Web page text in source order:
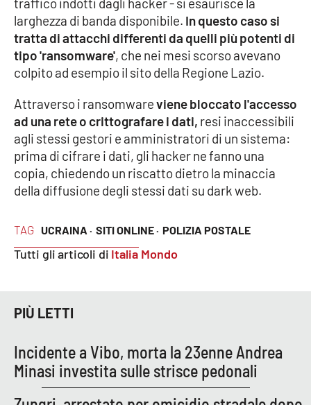
Leggendo Alvaro insieme
Imprese Di Calabria
Le perfidie di Antonella Grippo
Venti di comunicazione
STREAMING
LaC Network
Catanzaro
Crotone
TAG UCRAINA · SITI ONLINE · POLIZIA POSTALE
Tutti gli articoli di Italia Mondo
larghezza di banda disponibile. In questo caso si
tratta di attacchi differenti da quelli più potenti di
tipo 'ransomware', che nei mesi scorso avevano
colpito ad esempio il sito della Regione Lazio.
Attraverso i ransomwareviene bloccato l'accesso
ad una rete o crittografare i dati, resi inaccessibili
agli stessi gestori e amministratori di un sistema:
prima di cifrare i dati, gli hacker ne fanno una
copia, chiedendo un riscatto dietro la minaccia
della diffusione degli stessi dati su dark web.
PIÙ LETTI
Incidente a Vibo, morta la 23enne Andrea
Minasi investita sulle strisce pedonali